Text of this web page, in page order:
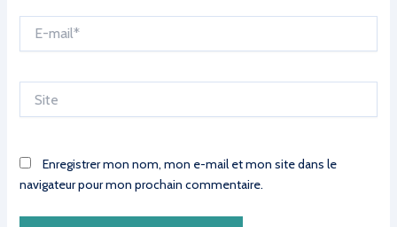
mail*
Enregistrer mon nom, mon e-mail et mon site dans le
navigateur pour mon prochain commentaire.